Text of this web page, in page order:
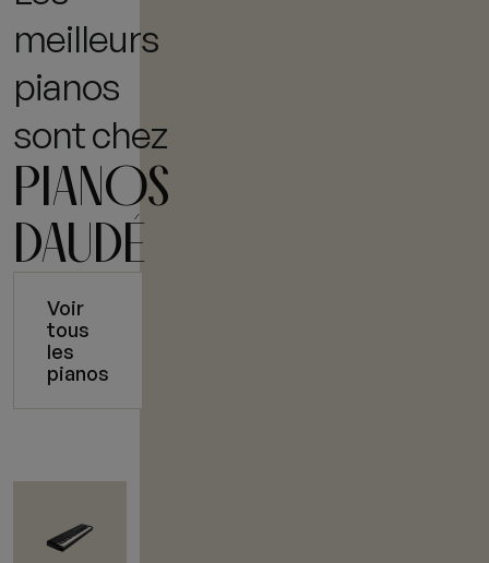
meilleurs
pianos
sont chez
PIANOS
DAUDÉ
Voir
tous
les
pianos